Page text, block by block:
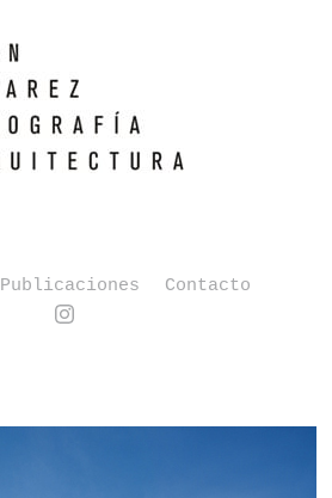
Publicaciones Contacto